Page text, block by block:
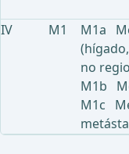
IV M1
M1a
no
M1b
M1c